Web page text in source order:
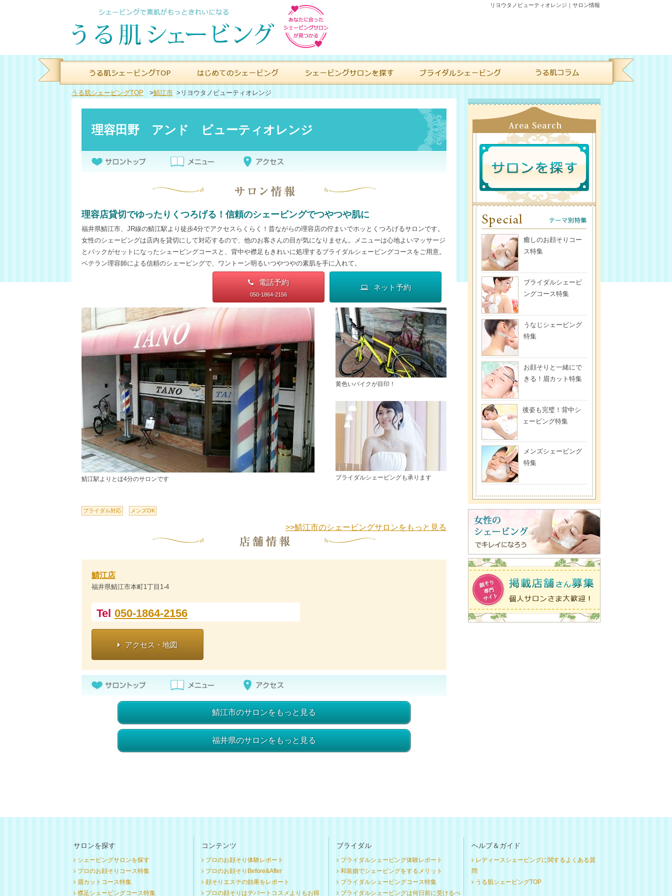
リヨウタノビューティオレンジ｜サロン情報
うる肌シェービングTOP >鯖江市 > リヨウタノビューティオレンジ
理容田野 アンド ビューティオレンジ
理容店貸切でゆったりくつろげる！信頼のシェービングでつやつや肌に
福井県鯖江市、JR線の鯖江駅より徒歩4分でアクセスらくらく！昔ながらの理容店の佇まいでホッとくつろげるサロンです。
女性のシェービングは店内を貸切にして対応するので、他のお客さんの目が気になりません。メニューは心地よいマッサージ
とパックがセットになったシェービングコースと、背中や襟足もきれいに処理するブライダルシェービングコースをご用意。
ベテラン理容師による信頼のシェービングで、ワントーン明るいつやつやの素肌を手に入れて。
電話予約
050-1864-2156
ネット予約
鯖江駅よりとほ4分のサロンです
黄色いバイクが目印！
ブライダルシェービングも承ります
ブライダル対応 メンズOK
>>鯖江市のシェービングサロンをもっと見る
鯖江店
福井県鯖江市本町1丁目1-4
Tel 050-1864-2156
アクセス・地図
鯖江市のサロンをもっと見る
福井県のサロンをもっと見る
癒しのお顔そりコー
ス特集
ブライダルシェービ
ングコース特集
うなじシェービング
特集
お顔そりと一緒にで
きる！眉カット特集
後姿も完璧！背中シ
ェービング特集
メンズシェービング
特集
サロンを探す
シェービングサロンを探す
プロのお顔そりコース特集
眉カットコース特集
襟足シェービングコース特集
コンテンツ
プロのお顔そり体験レポート
プロのお顔そりBefore&After
顔そりエステの効果をレポート
プロの顔そりはデパートコスメよりもお得
ブライダル
ブライダルシェービング体験レポート
和装婚でシェービングをするメリット
ブライダルシェービングコース特集
ブライダルシェービングは何日前に受けるべ
ヘルプ＆ガイド
レディースシェービングに関するよくある質
問
うる肌シェービングTOP